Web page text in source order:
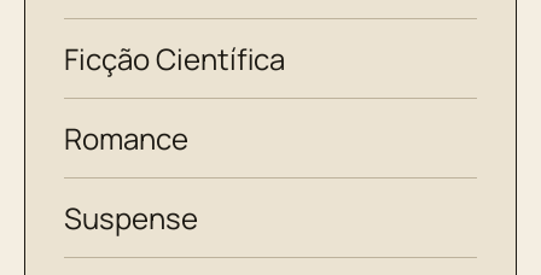
Ficção Científica
Romance
Suspense